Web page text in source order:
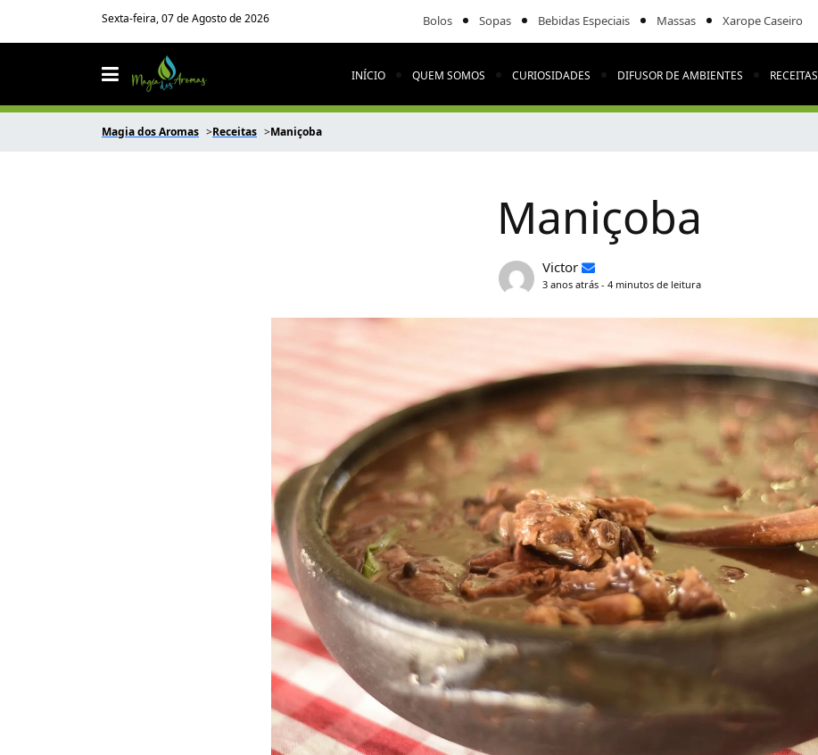
Sexta-feira, 07 de Agosto de 2026 Bolos Sopas Bebidas Especiais Massas Xarope Caseiro
INÍCIO QUEM SOMOS CURIOSIDADES DIFUSOR DE AMBIENTES RECEITAS
Magia dos Aromas Receitas Maniçoba
Maniçoba
Victor
3 anos atrás - 4 minutos de leitura